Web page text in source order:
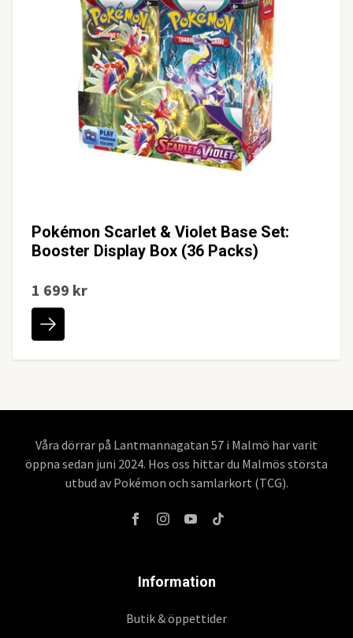
Pokémon Scarlet & Violet Base Set:
Booster Display Box (36 Packs)
1 699 kr
Våra dörrar på Lantmannagatan 57 i Malmö har varit
öppna sedan juni 2024. Hos oss hittar du Malmös största
utbud av Pokémon och samlarkort (TCG).
Information
Butik & öppettider